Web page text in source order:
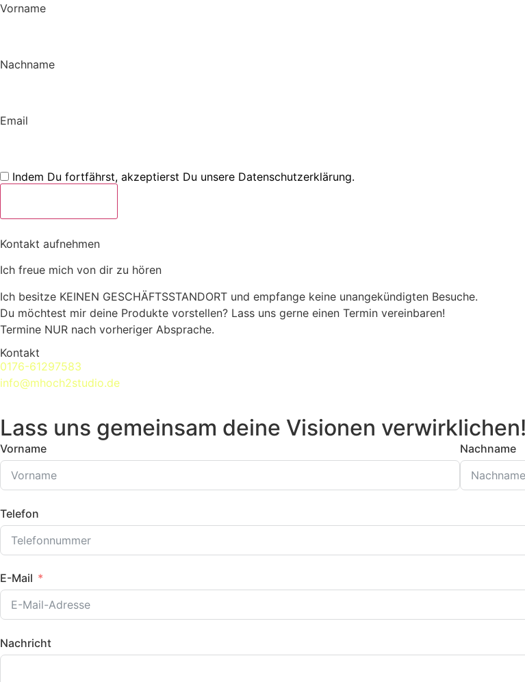
Vorname
Nachname
Email
Indem Du fortfährst, akzeptierst Du unsere Datenschutzerklärung.
Kontakt aufnehmen
Ich freue mich von dir zu hören
Ich besitze KEINEN GESCHÄFTSSTANDORT und empfange keine unangekündigten Besuche.
Du möchtest mir deine Produkte vorstellen? Lass uns gerne einen Termin vereinbaren!
Termine NUR nach vorheriger Absprache.
Kontakt
0176-61297583
info@mhoch2studio.de
Lass uns gemeinsam deine Visionen verwirklichen!
Vorname Nachname
Telefon
E-Mail
Nachricht